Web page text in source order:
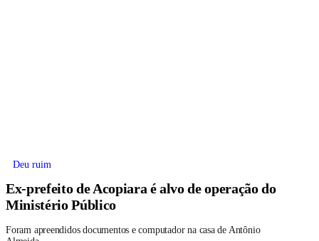
Deu ruim
Ex-prefeito de Acopiara é alvo de operação do
Ministério Público
Foram apreendidos documentos e computador na casa de Antônio